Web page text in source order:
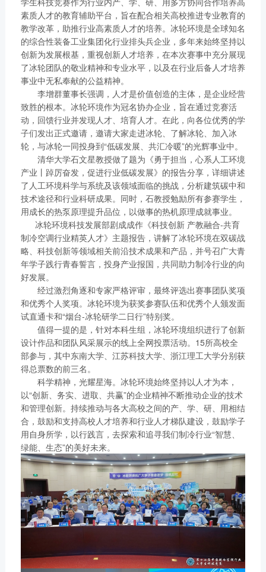
素质人才的教育辅助平台，旨在配合相关高校推进专业教育的
教学改革，助推行业高素质人才的培养。冰轮环境是全球知名
的综合性装备工业集团化行业排头兵企业，多年来始终坚持以
创新为发展根基，重视创新人才培养，在本次赛事中充分展现
了冰轮团队的敬业精神和专业水平，以及在行业后备人才培养
事业中无私奉献的公益精神。
李增群董事长强调，人才是价值创造的主体，是企业经营
致胜的根本。冰轮环境作为冠名协办企业，旨在通过竞赛活
动，回馈行业并发现人才、培育人才。在此，向各位优秀的学
子们发出正式邀请，邀请大家走进冰轮、了解冰轮、加入冰
轮，与冰轮一同投身到“低碳发展、共汇冷暖”的光辉事业中。
清华大学石文星教授做了题为《勇于担当，心系人工环境
产业丨踔厉奋发，促进行业低碳发展》的报告分享，详细讲述
了人工环境科学与系统及该领域面临的挑战，分析建筑碳中和
技术途径和行业科研成果。同时，石教授勉励所有参赛学生，
用成长的热泵原理提升品位，以做事的热机原理成就事业。
冰轮环境科技发展部剧成成作《科技创新 产教融合-共育
制冷空调行业精英人才》主题报告，讲解了冰轮环境在双碳战
略、科技创新等领域相关前沿技术成果和产品，并号召广大青
年学子践行青春誓言，投身产业报国，共同助力制冷行业的向
好发展。
经过激烈角逐和专家严格评审，最终评选出赛事团队奖项
和优秀个人奖项。冰轮环境为获奖参赛队伍和优秀个人颁发面
试直通卡和“烟台-冰轮研学二日行”特别奖。
值得一提的是，针对本科生组，冰轮环境组织进行了创新
设计作品和团队风采展示的线上全网投票活动。15所高校全
部参与，其中东南大学、江苏科技大学、浙江理工大学分别获
得总票数的前三名。
科学精神，光耀星海。冰轮环境始终坚持以人才为本，
以“创新、务实、进取、共赢”的企业精神不断推动企业的技术
和管理创新。持续推动与各大高校之间的产、学、研、用相结
合，鼓励和支持高校人才培养和行业人才梯队建设，鼓励学子
用自身所学，以行践言，去探索和追寻我们制冷行业“智慧、
绿能、生态”的美好未来。